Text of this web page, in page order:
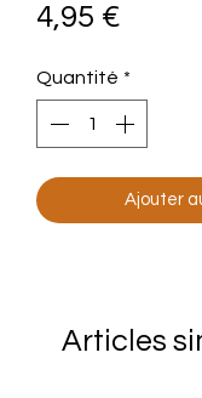
Articles
4,95 €
Quantité *
Ajouter